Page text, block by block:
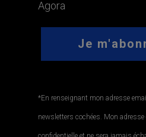
Agora
*En renseignant mon adresse
newsletters cochées. Mon